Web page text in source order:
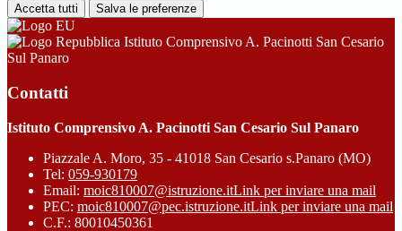
Accetta tutti Salva le preferenze
Istituto Comprensivo A. Pacinotti San Cesario
Sul Panaro
Contatti
Istituto Comprensivo A. Pacinotti San Cesario Sul Panaro
Piazzale A. Moro, 35 - 41018 San Cesario s.Panaro (MO)
Tel: 059-930179
Email: moic810007@istruzione.itLink per inviare una mail
PEC: moic810007@pec.istruzione.itLink per inviare una mail
C.F.: 80010450361